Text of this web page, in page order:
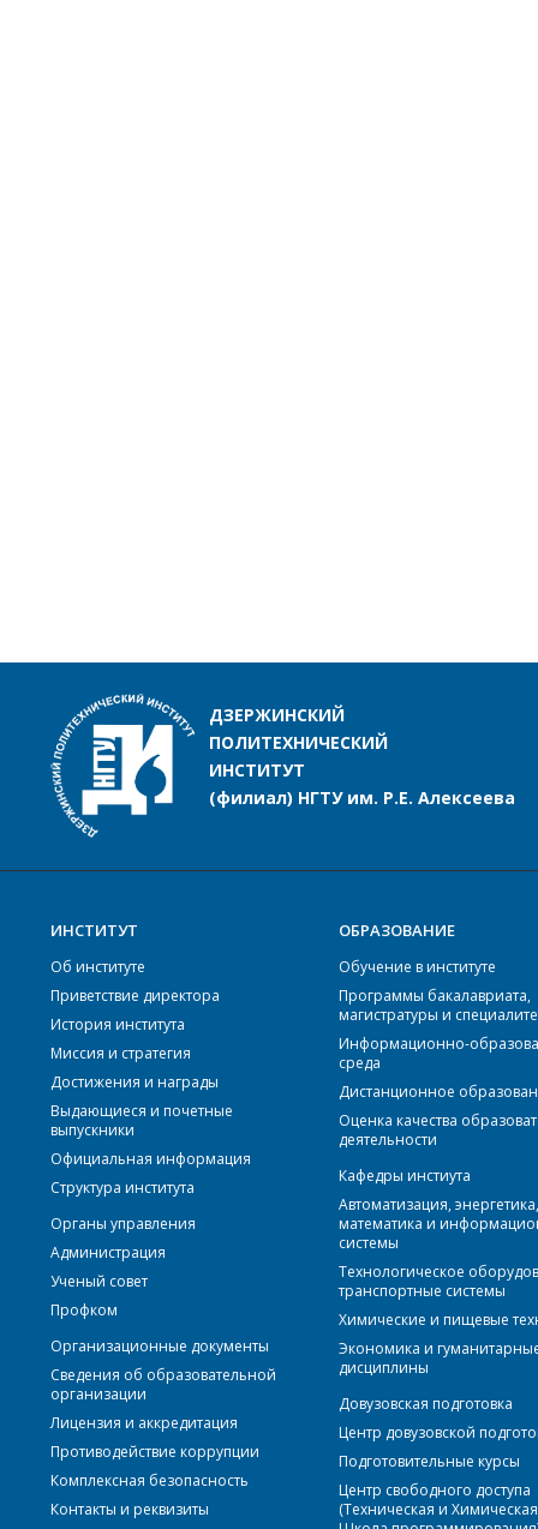
ДЗЕРЖИНСКИЙ
ПОЛИТЕХНИЧЕСКИЙ
ИНСТИТУТ
(филиал) НГТУ им. Р.Е. Алексеева
ИНСТИТУТ
Об институте
Приветствие директора
История института
Миссия и стратегия
Достижения и награды
Выдающиеся и почетные
выпускники
Официальная информация
Структура института
Органы управления
Администрация
Ученый совет
Профком
Организационные документы
Сведения об образовательной
организации
Лицензия и аккредитация
Противодействие коррупции
Комплексная безопасность
Контакты и реквизиты
ОБРАЗОВАНИЕ
Обучение в институте
Программы бакалавриата,
магистратуры и
Информационно-
среда
Дистанционное
Оценка качества
деятельности
Кафедры инстиута
Автоматизация, энергетика,
математика и
системы
Технологическое
транспортные системы
Химические и пищевые
Экономика и
дисциплины
Довузовская подготовка
Центр довузовской
Подготовительные курсы
Центр свободного доступа
(Техническая и